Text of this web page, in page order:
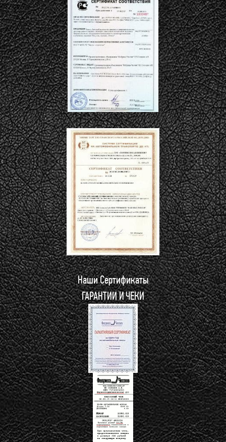
Наши Сертификаты
ГАРАНТИИ И ЧЕКИ